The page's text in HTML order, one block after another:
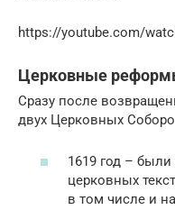
https://youtube.com/
Церковные
Сразу после
двух Церковных
1619 год –
церковных
в том числе и